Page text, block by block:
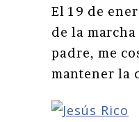
El 19 de
de la
padre, me
mantener la